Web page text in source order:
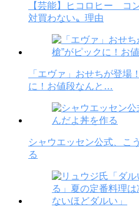
【芸能】ヒコロヒー コ
対買わない〟理由
「エヴァ」おせちが登場
に！お値段なんと…
シャウエッセン公式、こ
る